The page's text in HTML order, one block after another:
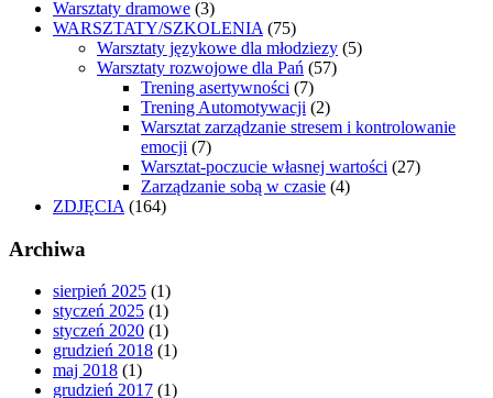
Warsztaty dramowe (3)
WARSZTATY/SZKOLENIA (75)
Warsztaty językowe dla młodziezy (5)
Warsztaty rozwojowe dla Pań (57)
Trening asertywności (7)
Trening Automotywacji (2)
Warsztat zarządzanie stresem i kontrolowanie
emocji (7)
Warsztat-poczucie własnej wartości (27)
Zarządzanie sobą w czasie (4)
ZDJĘCIA (164)
Archiwa
sierpień 2025 (1)
styczeń 2025 (1)
styczeń 2020 (1)
grudzień 2018 (1)
maj 2018 (1)
grudzień 2017 (1)